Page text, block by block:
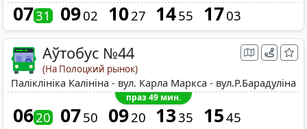
0731 0902 1027 1455 1703
Аўтобус №44
(На Полоцкий рынок)
Паліклініка Калініна - вул. Карла Маркса - вул.Р.Барадуліна
праз 49 мин.
0620 0750 0920 1335 1545